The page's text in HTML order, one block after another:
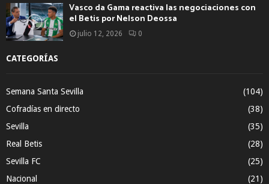
Vasco da Gama reactiva las negociaciones con
el Betis por Nelson Deossa
julio 12, 2026 0
CATEGORÍAS
Semana Santa Sevilla
(104)
Cofradías en directo
(38)
Sevilla
(35)
Real Betis
(28)
Sevilla FC
(25)
Nacional
(21)